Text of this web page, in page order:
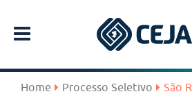
Home Processo Seletivo São